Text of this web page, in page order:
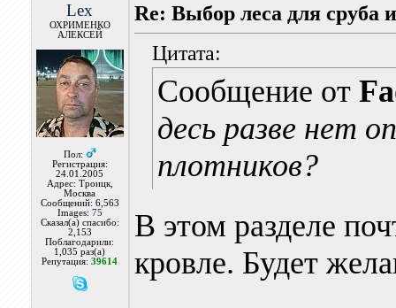
Lex
ОХРИМЕНКО
АЛЕКСЕЙ
Пол:
Регистрация:
24.01.2005
Адрес: Троицк,
Москва
Сообщений: 6,563
Images: 75
Сказал(а) спасибо:
2,153
Поблагодарили:
1,035 раз(а)
Репутация:39614
Re: Выбор леса для сруба
Цитата:
Сообщение от
десь разве нет
плотников?
В этом разделе
кровле. Будет